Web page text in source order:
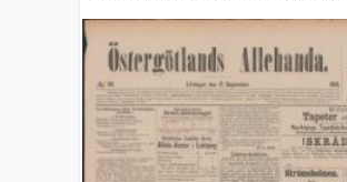
1879)